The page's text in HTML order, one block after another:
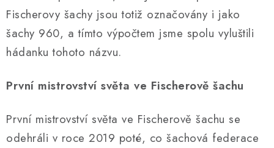
Fischerovy šachy jsou totiž označovány i jako
šachy 960, a tímto výpočtem jsme spolu vyluštili
hádanku tohoto názvu.
První mistrovství světa ve Fischerově šachu
První mistrovství světa ve Fischerově šachu se
odehráli v roce 2019 poté, co šachová federace